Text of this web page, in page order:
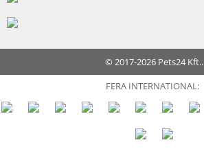
© 2017-2026 Pets24 Kft..
FERA INTERNATIONAL: